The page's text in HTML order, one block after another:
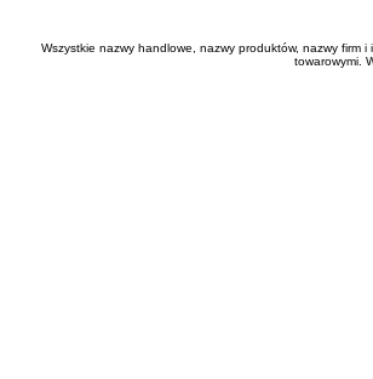
Wszystkie nazwy handlowe, nazwy produktów, nazwy firm
towarowymi.